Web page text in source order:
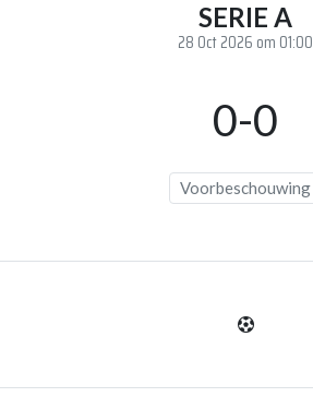
SERIE A
28 Oct 2026 om 01:00
0-0
Voorbeschouwing